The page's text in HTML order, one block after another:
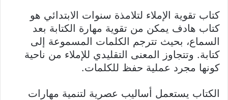
كتاب تقوية الإملاء لتلامذة سنوات الابتدائي هو
كتاب هادف يمكن من تقوية مهارة الكتابة بعد
السماع، بحيث تترجم الكلمات المسموعة إلى
كتابة. وتتجاوز المعنى التقليدي للإملاء من ناحية
كونها مجرد عملية حفظ للكلمات.
الكتاب يستعمل أساليب عصرية لتنمية مهارات